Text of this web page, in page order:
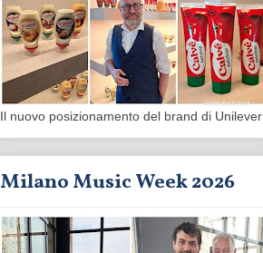
Il nuovo posizionamento del brand di Unilever
Milano Music Week 2026